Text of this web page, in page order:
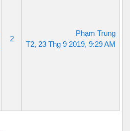
2
Phạm Trung
T2, 23 Thg 9 2019, 9:29 AM